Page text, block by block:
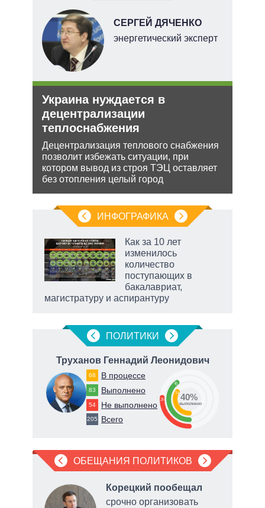
СЕРГЕЙ ДЯЧЕНКО
энергетический эксперт
Украина нуждается в
децентрализации
теплоснабжения
Децентрализация теплового снабжения
позволит избежать ситуации, при
котором вывод из строя ТЭЦ оставляет
без отопления целый город
ИНФОГРАФИКА
Как за 10 лет
изменилось
количество
поступающих в
бакалавриат,
магистратуру и аспирантуру
ПОЛИТИКИ
Труханов Геннадий Леонидович
68 В процессе
83 Выполнено
54 Не выполнено
205 Всего
26
40
34 40%
выполнено
ОБЕЩАНИЯ ПОЛИТИКОВ
Корецкий пообещал
срочно организовать